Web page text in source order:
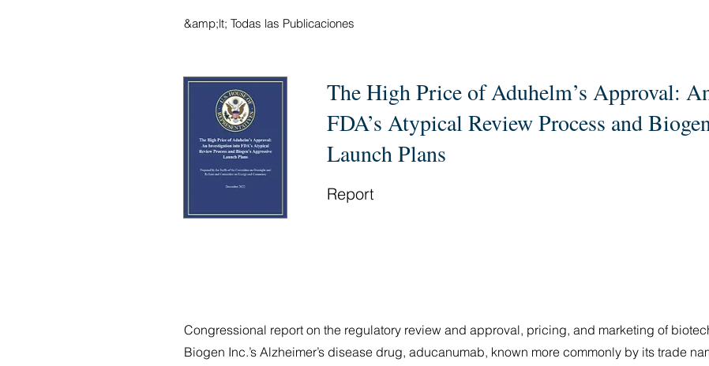
&amp;lt; Todas las Publicaciones
The High Price of Aduhelm’s Approval:
FDA’s Atypical Review Process and
Launch Plans
Report
Congressional report on the regulatory review and approval, pricing, and marketing of
Biogen Inc.’s Alzheimer’s disease drug, aducanumab, known more commonly by its trade